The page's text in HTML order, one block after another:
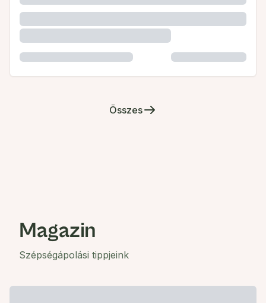
Összes
Magazin
Szépségápolási tippjeink